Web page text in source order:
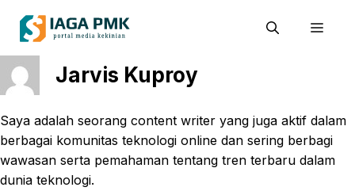
Jarvis Kuproy
Saya adalah seorang content writer yang juga aktif dalam
berbagai komunitas teknologi online dan sering berbagi
wawasan serta pemahaman tentang tren terbaru dalam
dunia teknologi.